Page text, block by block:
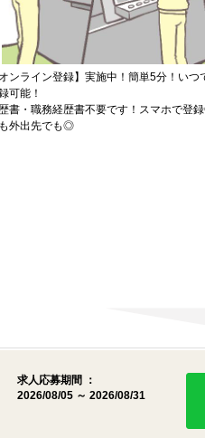
オンライン登録】実施中！簡単5分！いつ
可能！
書・職務経歴書不要です！スマホで登
外出先でも◎
求人応募期間 ：
2026/08/05 ～ 2026/08/31